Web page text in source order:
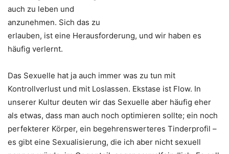
auch zu leben und
anzunehmen. Sich das zu
erlauben, ist eine Herausforderung, und wir haben es
häufig verlernt.
Das Sexuelle hat ja auch immer was zu tun mit
Kontrollverlust und mit Loslassen. Ekstase ist Flow. In
unserer Kultur deuten wir das Sexuelle aber häufig eher
als etwas, dass man auch noch optimieren sollte; ein noch
perfekterer Körper, ein begehrenswerteres Tinderprofil –
es gibt eine Sexualisierung, die ich aber nicht sexuell